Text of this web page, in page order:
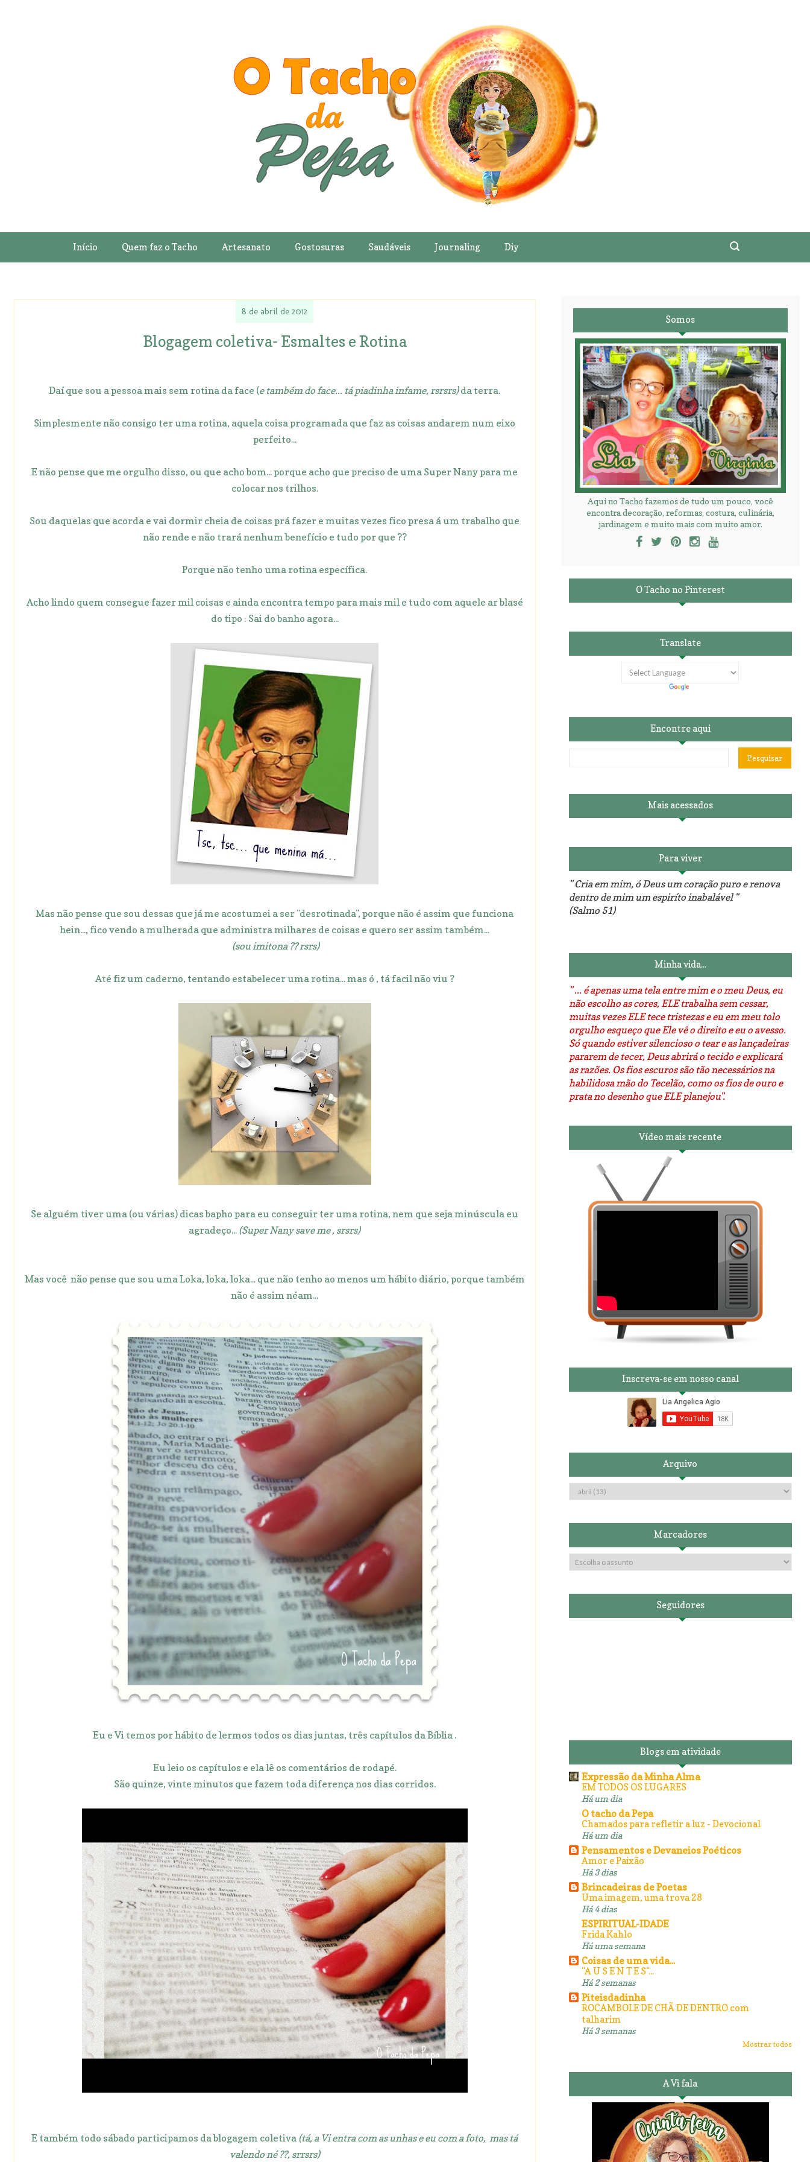
Início Quem faz o Tacho Artesanato Gostosuras Saudáveis Journaling Diy
8 de abril de 2012
Blogagem coletiva- Esmaltes e Rotina
Daí que sou a pessoa mais sem rotina da face (e também do face... tá piadinha infame, rsrsrs)da terra.
Simplesmente não consigo ter uma rotina, aquela coisa programada que faz as coisas andarem num eixo
perfeito...
E não pense que me orgulho disso, ou que acho bom... porque acho que preciso de uma Super Nany para me
colocar nos trilhos.
Sou daquelas que acorda e vai dormir cheia de coisas prá fazer e muitas vezes fico presa á um trabalho que
não rende e não trará nenhum benefício e tudo por que ??
Porque não tenho uma rotina específica.
Acho lindo quem consegue fazer mil coisas e ainda encontra tempo para mais mil e tudo com aquele ar blasé
do tipo : Sai do banho agora...
Mas não pense que sou dessas que já me acostumei a ser "desrotinada", porque não é assim que funciona
hein..., fico vendo a mulherada que administra milhares de coisas e quero ser assim também...
(sou imitona ?? rsrs)
Até fiz um caderno, tentando estabelecer uma rotina... mas ó , tá facil não viu ?
Se alguém tiver uma (ou várias) dicas bapho para eu conseguir ter uma rotina, nem que seja minúscula eu
agradeço... (Super Nany save me , srsrs)
Mas você não pense que sou uma Loka, loka, loka... que não tenho ao menos um hábito diário, porque também
não é assim néam...
Eu e Vi temos por hábito de lermos todos os dias juntas, três capítulos da Bíblia .
Eu leio os capítulos e ela lê os comentários de rodapé.
São quinze, vinte minutos que fazem toda diferença nos dias corridos.
E também todo sábado participamos da blogagem coletiva (tá, a Vi entra com as unhas e eu com a foto, mas tá
valendo né ??, srrsrs)
Somos
Aqui no Tacho fazemos de tudo um pouco, você
encontra decoração, reformas, costura, culinária,
jardinagem e muito mais com muito amor.
O Tacho no Pinterest
Translate
Encontre aqui
Mais acessados
Para viver
" Cria em mim, ó Deus um coração puro e renova
dentro de mim um espiríto inabalável "
(Salmo 51)
Minha vida...
" ... é apenas uma tela entre mim e o meu Deus, eu
não escolho as cores, ELE trabalha sem cessar,
muitas vezes ELE tece tristezas e eu em meu tolo
orgulho esqueço que Ele vê o direito e eu o avesso.
Só quando estiver silencioso o tear e as lançadeiras
pararem de tecer, Deus abrirá o tecido e explicará
as razões. Os fios escuros são tão necessários na
habilidosa mão do Tecelão, como os fios de ouro e
prata no desenho que ELE planejou".
Vídeo mais recente
Inscreva-se em nosso canal
Arquivo
Marcadores
Seguidores
Blogs em atividade
Expressão da Minha Alma
EM TODOS OS LUGARES
Há um dia
O tacho da Pepa
Chamados para refletir a luz - Devocional
Há um dia
Pensamentos e Devaneios Poéticos
Amor e Paixão
Há 3 dias
Brincadeiras de Poetas
Uma imagem, uma trova 28
Há 4 dias
ESPIRITUAL-IDADE
Frida Kahlo
Há uma semana
Coisas de uma vida...
"A U S E N T E S"...
Há 2 semanas
Piteisdadinha
ROCAMBOLE DE CHÃ DE DENTRO com
talharim
Há 3 semanas
Mostrar todos
A Vi fala